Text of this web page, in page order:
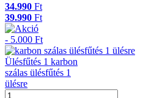
34.990 Ft
39.990 Ft
- 5.000 Ft
Ülésfűtés 1 karbon
szálas ülésfűtés 1
ülésre